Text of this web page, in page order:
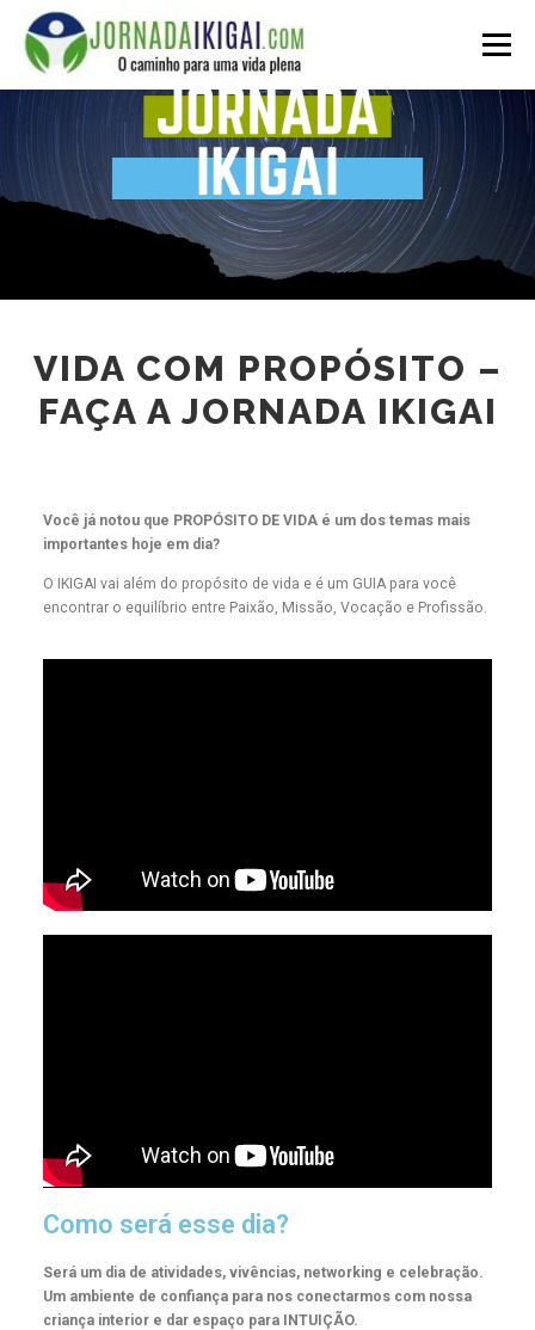
Menu
VIDA COM PROPÓSITO –
FAÇA A JORNADA IKIGAI
Você já notou que PROPÓSITO DE VIDA é um dos temas mais
importantes hoje em dia?
O IKIGAI vai além do propósito de vida e é um GUIA para você
encontrar o equilíbrio entre Paixão, Missão, Vocação e Profissão.
Como será esse dia?
Será um dia de atividades, vivências, networking e celebração.
Um ambiente de confiança para nos conectarmos com nossa
criança interior e dar espaço para INTUIÇÃO.